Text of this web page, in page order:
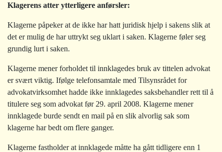
Klagerens atter ytterligere anførsler:
Klagerne påpeker at de ikke har hatt juridisk hjelp i sakens slik at
det er mulig de har uttrykt seg uklart i saken. Klagerne føler seg
grundig lurt i saken.
Klagerne mener forholdet til innklagedes bruk av tittelen advokat
er svært viktig. Ifølge telefonsamtale med Tilsynsrådet for
advokatvirksomhet hadde ikke innklagedes saksbehandler rett til å
titulere seg som advokat før 29. april 2008. Klagerne mener
innklagede burde sendt en mail på en slik alvorlig sak som
klagerne har bedt om flere ganger.
Klagerne fastholder at innklagede måtte ha gått tidligere enn 1